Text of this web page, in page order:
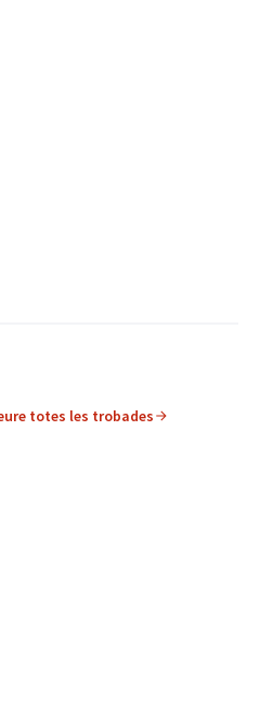
totes les trobades